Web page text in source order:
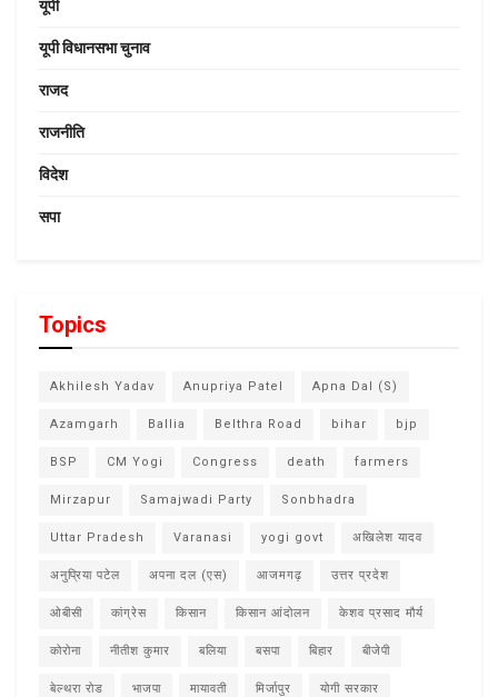
यूपी
यूपी विधानसभा चुनाव
राजद
राजनीति
विदेश
सपा
Topics
Akhilesh Yadav Anupriya Patel Apna Dal (S)
Azamgarh Ballia Belthra Road bihar bjp
BSP CM Yogi Congress death farmers
Mirzapur Samajwadi Party Sonbhadra
Uttar Pradesh Varanasi yogi govt अखिलेश यादव
अनुप्रिया पटेल अपना दल (एस) आजमगढ़ उत्तर प्रदेश
ओबीसी कांग्रेस किसान किसान आंदोलन केशव प्रसाद मौर्य
कोरोना नीतीश कुमार बलिया बसपा बिहार बीजेपी
बेल्थरा रोड भाजपा मायावती मिर्जापुर योगी सरकार